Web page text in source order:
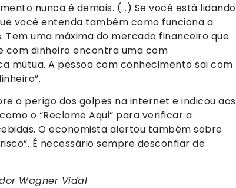
nunca é demais. (…) Se você está lidando
você entenda também como funciona a
uma máxima do mercado financeiro que
com dinheiro encontra uma com
mútua. A pessoa com conhecimento sai com
o perigo dos golpes na internet e indicou aos
o “Reclame Aqui” para verificar a
O economista alertou também sobre
É necessário sempre desconfiar de
Wagner Vidal